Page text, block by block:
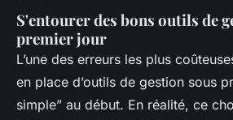
S'entourer des bons outils de
premier jour
L’une des erreurs les plus
en place d’outils de gestion sous
simple” au début. En réalité, ce